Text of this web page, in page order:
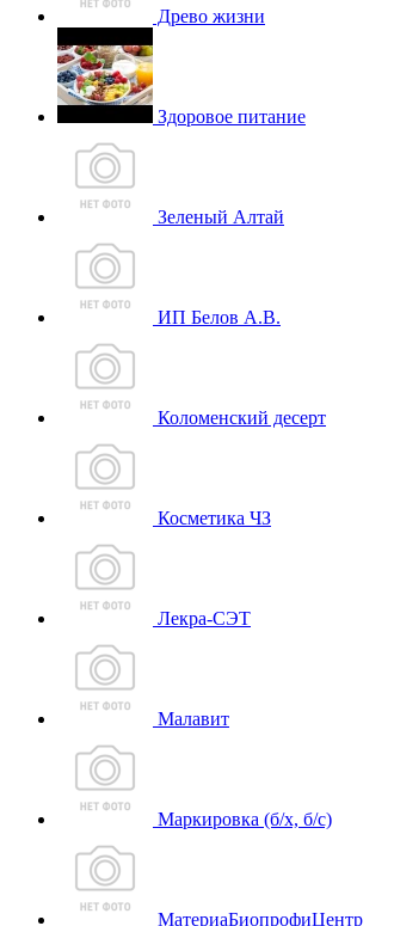
Древо жизни
Здоровое питание
Зеленый Алтай
ИП Белов А.В.
Коломенский десерт
Косметика ЧЗ
Лекра-СЭТ
Малавит
Маркировка (б/х, б/с)
МатериаБиопрофиЦентр